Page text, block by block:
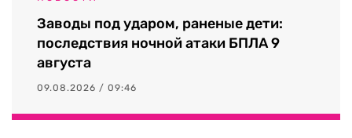
Заводы под ударом, раненые дети:
последствия ночной атаки БПЛА 9
августа
09.08.2026 / 09:46